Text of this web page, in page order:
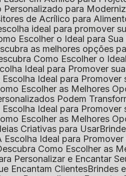
Personalizado para
de Acrílico para
ideal para promover
Escolher o Ideal para
as melhores opções
Como Escolher o
Ideal para Promover
Escolha Ideal para
Escolher as Melhores
Podem
Escolha Ideal para
Escolher as Melhores
Criativas para Usar
Escolha Ideal para
Como Escolher as
Personalizar e Encantar
Encantam Clientes